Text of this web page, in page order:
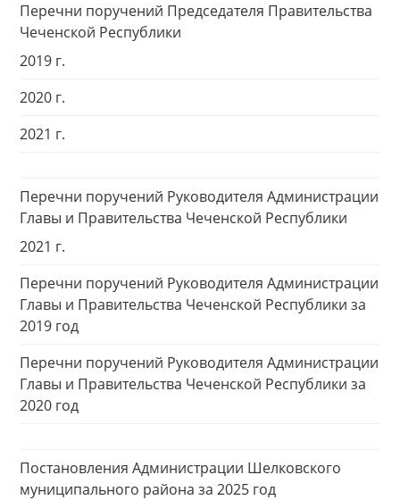
Перечни поручений Председателя Правительства
Чеченской Республики
2019 г.
2020 г.
2021 г.
Перечни поручений Руководителя Администрации
Главы и Правительства Чеченской Республики
2021 г.
Перечни поручений Руководителя Администрации
Главы и Правительства Чеченской Республики за
2019 год
Перечни поручений Руководителя Администрации
Главы и Правительства Чеченской Республики за
2020 год
Постановления Администрации Шелковского
муниципального района за 2025 год